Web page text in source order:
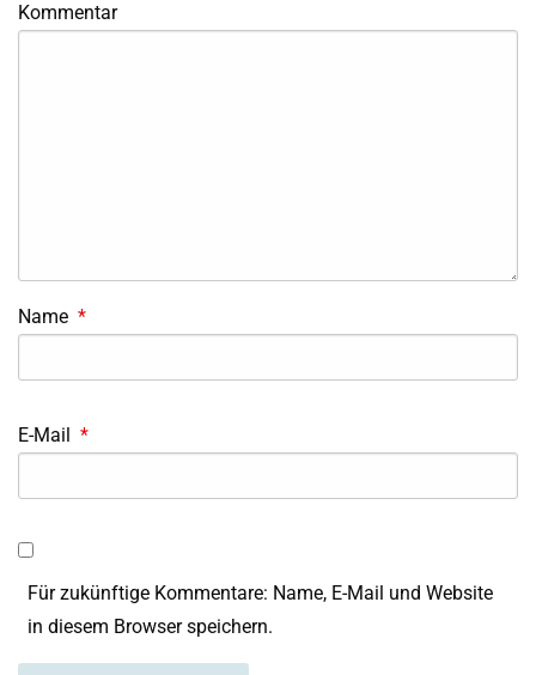
Kommentar
Name *
E-Mail *
Für zukünftige Kommentare: Name, E-Mail und Website
in diesem Browser speichern.